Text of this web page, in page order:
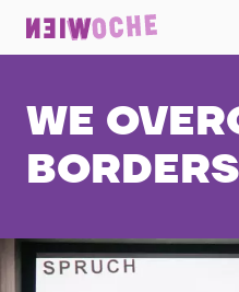
WE
BORDERS